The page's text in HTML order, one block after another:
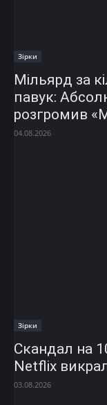
Зірки
Мільярд за
павук:
розгромив
04.08.2026
Зірки
Скандал на
Netflix
03.08.2026